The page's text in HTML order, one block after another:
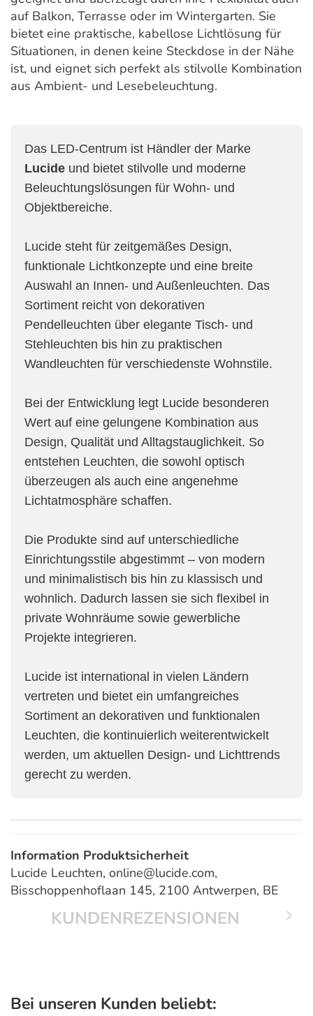
auf Balkon, Terrasse oder im Wintergarten. Sie
bietet eine praktische, kabellose Lichtlösung für
Situationen, in denen keine Steckdose in der Nähe
ist, und eignet sich perfekt als stilvolle Kombination
aus Ambient- und Lesebeleuchtung.
Das LED-Centrum ist Händler der Marke
Lucide und bietet stilvolle und moderne
Beleuchtungslösungen für Wohn- und
Objektbereiche.
Lucide steht für zeitgemäßes Design,
funktionale Lichtkonzepte und eine breite
Auswahl an Innen- und Außenleuchten. Das
Sortiment reicht von dekorativen
Pendelleuchten über elegante Tisch- und
Stehleuchten bis hin zu praktischen
Wandleuchten für verschiedenste Wohnstile.
Bei der Entwicklung legt Lucide besonderen
Wert auf eine gelungene Kombination aus
Design, Qualität und Alltagstauglichkeit. So
entstehen Leuchten, die sowohl optisch
überzeugen als auch eine angenehme
Lichtatmosphäre schaffen.
Die Produkte sind auf unterschiedliche
Einrichtungsstile abgestimmt – von modern
und minimalistisch bis hin zu klassisch und
wohnlich. Dadurch lassen sie sich flexibel in
private Wohnräume sowie gewerbliche
Projekte integrieren.
Lucide ist international in vielen Ländern
vertreten und bietet ein umfangreiches
Sortiment an dekorativen und funktionalen
Leuchten, die kontinuierlich weiterentwickelt
werden, um aktuellen Design- und Lichttrends
gerecht zu werden.
Information Produktsicherheit
Lucide Leuchten, online@lucide.com,
Bisschoppenhoflaan 145, 2100 Antwerpen, BE
KUNDENREZENSIONEN
Bei unseren Kunden beliebt: